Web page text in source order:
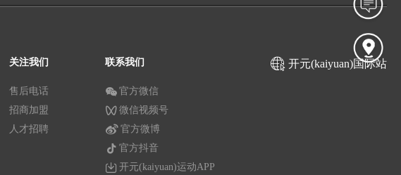
关注我们
售后电话
招商加盟
人才招聘
联系我们
官方微信
微信视频号
官方微博
官方抖音
开元(kaiyuan)运动APP
开元(kaiyuan)国际站